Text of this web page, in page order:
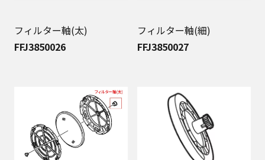
フィルター軸(太)
FFJ3850026
フィルター軸(細)
FFJ3850027